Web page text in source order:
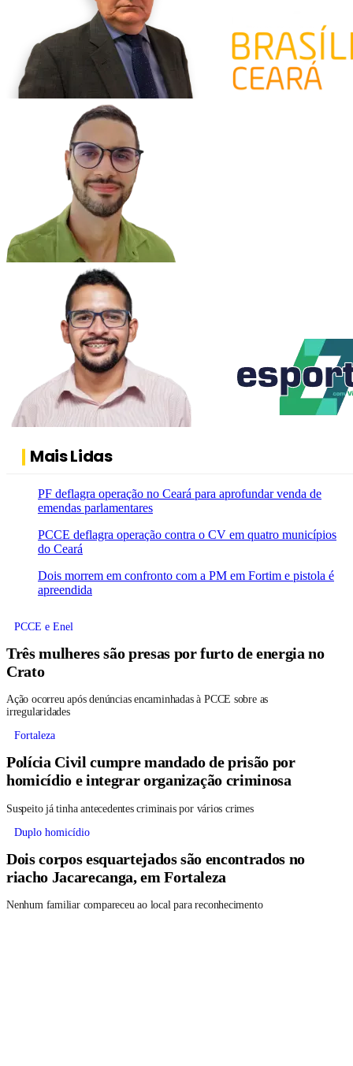
Mais Lidas
PF deflagra operação no Ceará para aprofundar venda de
emendas parlamentares
PCCE deflagra operação contra o CV em quatro municípios
do Ceará
Dois morrem em confronto com a PM em Fortim e pistola é
apreendida
PCCE e Enel
Três mulheres são presas por furto de energia no
Crato
Ação ocorreu após denúncias encaminhadas à PCCE sobre as
irregularidades
Fortaleza
Polícia Civil cumpre mandado de prisão por
homicídio e integrar organização criminosa
Suspeito já tinha antecedentes criminais por vários crimes
Duplo homicídio
Dois corpos esquartejados são encontrados no
riacho Jacarecanga, em Fortaleza
Nenhum familiar compareceu ao local para reconhecimento